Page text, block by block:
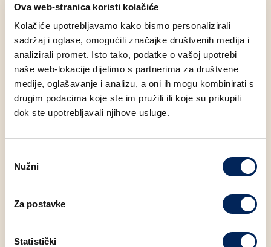
Ova web-stranica koristi kolačiće
Kolačiće upotrebljavamo kako bismo personalizirali
sadržaj i oglase, omogućili značajke društvenih medija i
analizirali promet. Isto tako, podatke o vašoj upotrebi
naše web-lokacije dijelimo s partnerima za društvene
medije, oglašavanje i analizu, a oni ih mogu kombinirati s
drugim podacima koje ste im pružili ili koje su prikupili
dok ste upotrebljavali njihove usluge.
pristanka
Nužni
Za postavke
Statistički
Ugljikohidrati 32.80 g
Bjelančevine 8.60 g
Sol 1.10 g